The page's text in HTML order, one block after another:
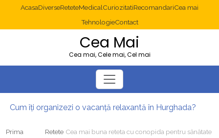
AcasaDiverseReteteMedicalCuriozitatiRecomandariCea mai
TehnologieContact
Cea Mai
Cea mai, Cele mai, Cel mai
Cum îți organizezi o vacanță relaxantă în Hurghada?
Multisite WordPress și Mastodon: cum gestionezi mai multe site-uri
Prima
Retete Cea mai buna reteta cu conopida pentru sănătate